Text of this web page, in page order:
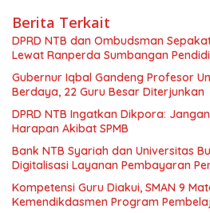
Berita Terkait
DPRD NTB dan Ombudsman
Lewat Ranperda Sumbangan
Gubernur Iqbal Gandeng Profesor
Berdaya, 22 Guru Besar Diterjunkan
DPRD NTB Ingatkan Dikpora:
Harapan Akibat SPMB
Bank NTB Syariah dan Universitas
Digitalisasi Layanan Pembayaran
Kompetensi Guru Diakui, SMAN 9
Kemendikdasmen Program